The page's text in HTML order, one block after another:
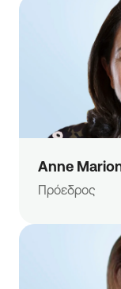
Anne
Πρόεδρος